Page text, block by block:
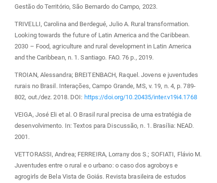
Gestão do Território, São Bernardo do Campo, 2023.
TRIVELLI, Carolina and Berdegué, Julio A. Rural transformation.
Looking towards the future of Latin America and the Caribbean.
2030 – Food, agriculture and rural development in Latin America
and the Caribbean, n. 1. Santiago. FAO. 76 p., 2019.
TROIAN, Alessandra; BREITENBACH, Raquel. Jovens e juventudes
rurais no Brasil. Interações, Campo Grande, MS, v. 19, n. 4, p. 789-
802, out./dez. 2018. DOI: https://doi.org/10.20435/inter.v19i4.1768
VEIGA, José Eli et al. O Brasil rural precisa de uma estratégia de
desenvolvimento. In: Textos para Discussão, n. 1. Brasília: NEAD.
2001.
VETTORASSI, Andrea; FERREIRA, Lorrany dos S.; SOFIATI, Flávio M.
Juventudes entre o rural e o urbano: o caso dos agroboys e
agrogirls de Bela Vista de Goiás. Revista brasileira de estudos